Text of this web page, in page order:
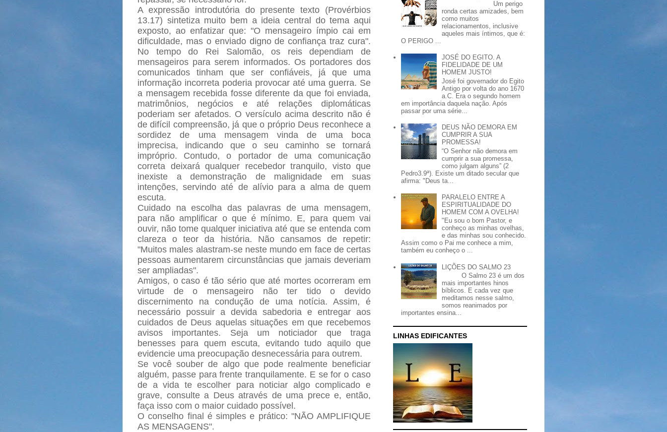
A expressão introdutória do presente texto (Provérbios
13.17) sintetiza muito bem a ideia central do tema aqui
exposto, ao enfatizar que: "O mensageiro ímpio cai em
dificuldade, mas o enviado digno de confiança traz cura".
No tempo do Rei Salomão, os reis dependiam de
mensageiros para serem informados. Os portadores dos
comunicados tinham que ser confiáveis, já que uma
informação incorreta poderia provocar até uma guerra. Se
a mensagem recebida fosse diferente da que foi enviada,
matrimônios, negócios e até relações diplomáticas
poderiam ser afetados. O versículo acima descrito não é
de difícil compreensão, já que o próprio Deus reconhece a
sordidez de uma mensagem vinda de uma boca
imprecisa, indicando que o seu caminho se tornará
impróprio. Contudo, o portador de uma comunicação
correta deixará qualquer recebedor tranquilo, visto que
inexiste a demonstração de malignidade em suas
intenções, servindo até de alívio para a alma de quem
escuta.
Cuidado na escolha das palavras de uma mensagem,
para não amplificar o que é mínimo. E, para quem vai
ouvir, não tome qualquer iniciativa até que se entenda com
clareza o teor da história. Não cansamos de repetir:
"Muitos males alastram-se neste mundo em face de certas
pessoas aumentarem circunstâncias que jamais deveriam
ser ampliadas".
Amigos, o caso é tão sério que até mortes ocorreram em
virtude de o mensageiro não ter tido o devido
discernimento na condução de uma notícia. Assim, é
necessário possuir a devida sabedoria e entregar aos
cuidados de Deus aquelas situações em que recebemos
avisos importantes. Seja um noticiador que traga
benesses para quem escuta, evitando tudo aquilo que
evidencie uma preocupação desnecessária para outrem.
Se você souber de algo que pode realmente beneficiar
alguém, passe para frente tranquilamente. E se for o caso
de a vida te escolher para noticiar algo complicado e
grave, consulte a Deus através de uma prece e, então,
faça isso com o maior cuidado possível.
O conselho final é simples e prático: "NÃO AMPLIFIQUE
AS MENSAGENS".
Um perigo
ronda certas amizades, bem
como muitos
relacionamentos, inclusive
aqueles mais íntimos, que é:
O PERIGO ...
JOSÉ DO EGITO. A
FIDELIDADE DE UM
HOMEM JUSTO!
José foi governador do Egito
Antigo por volta do ano 1670
a.C. Era o segundo homem
em importância daquela nação. Após
passar por uma série...
DEUS NÃO DEMORA EM
CUMPRIR A SUA
PROMESSA!
“O Senhor não demora em
cumprir a sua promessa,
como julgam alguns” (2
Pedro3.9ª). Existe um ditado secular que
afirma: "Deus ta...
PARALELO ENTRE A
ESPIRITUALIDADE DO
HOMEM COM A OVELHA!
"Eu sou o bom Pastor, e
conheço as minhas ovelhas,
e das minhas sou conhecido.
Assim como o Pai me conhece a mim,
também eu conheço o ...
LIÇÕES DO SALMO 23
O Salmo 23 é um dos
mais importantes hinos
bíblicos. E cada vez que
meditamos nesse salmo,
somos reanimados por
importantes ensina...
LINHAS EDIFICANTES